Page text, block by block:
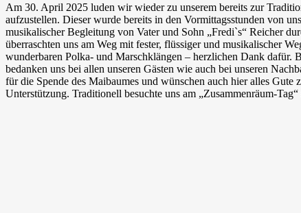
2025
–
Danke
für
ihren
Besuch
Am 30. April 2025 luden wir wieder zu unserem bereits zur
aufzustellen. Dieser wurde bereits in den Vormittagsstunden von
musikalischer Begleitung von Vater und Sohn „Fredi`s“ Reicher
überraschten uns am Weg mit fester, flüssiger und musikalischer
wunderbaren Polka- und Marschklängen – herzlichen Dank
bedanken uns bei allen unseren Gästen wie auch bei unseren
für die Spende des Maibaumes und wünschen auch hier alles
Unterstützung. Traditionell besuchte uns am „Zusammenräum-